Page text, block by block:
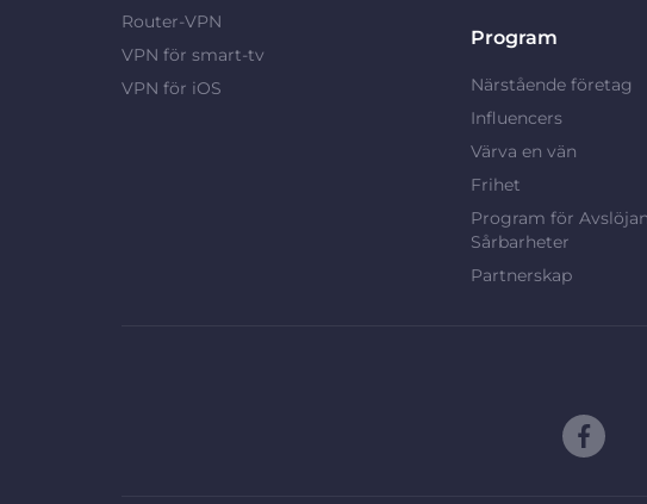
Router-VPN
VPN för smart-tv
VPN för iOS
Program
Närstående företag
Influencers
Värva en vän
Frihet
Program för
Sårbarheter
Partnerskap